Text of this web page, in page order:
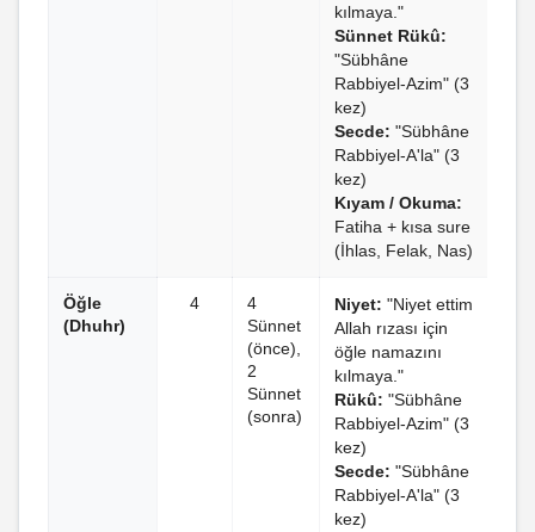
kılmaya."
Sünnet Rükû:
"Sübhâne
Rabbiyel-Azim" (3
kez)
Secde: "Sübhâne
Rabbiyel-A'la" (3
kez)
Kıyam / Okuma:
Fatiha + kısa sure
(İhlas, Felak, Nas)
Öğle
(Dhuhr)
4
4
Sünnet
(önce),
2
Sünnet
(sonra)
Niyet: "Niyet ettim
Allah rızası için
öğle namazını
kılmaya."
Rükû: "Sübhâne
Rabbiyel-Azim" (3
kez)
Secde: "Sübhâne
Rabbiyel-A'la" (3
kez)